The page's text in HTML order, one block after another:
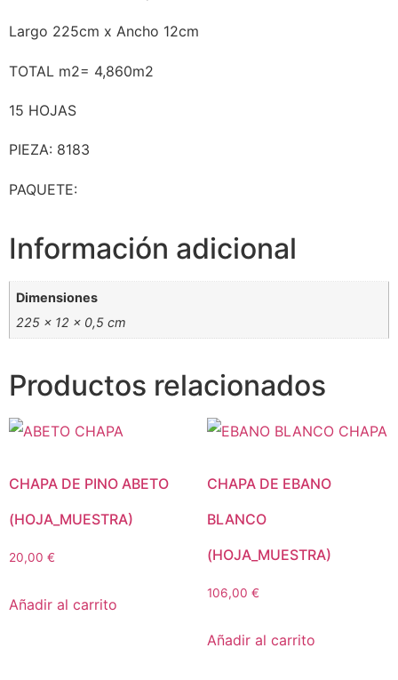
Largo 225cm x Ancho 12cm
TOTAL m2= 4,860m2
15 HOJAS
PIEZA: 8183
PAQUETE:
Información adicional
Dimensiones
225 × 12 × 0,5 cm
Productos relacionados
CHAPA DE PINO ABETO
(HOJA_MUESTRA)
20,00 €
Añadir al carrito
CHAPA DE EBANO
BLANCO
(HOJA_MUESTRA)
106,00 €
Añadir al carrito